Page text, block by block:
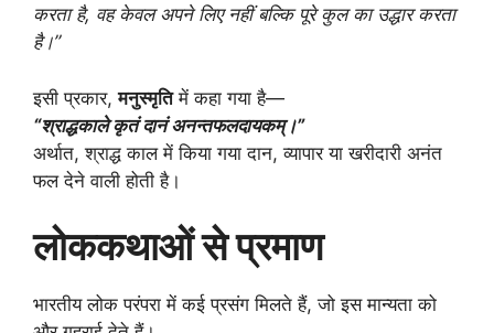
करता है, वह केवल अपने लिए नहीं बल्कि पूरे कुल का उद्धार करता
है।”
इसी प्रकार,मनुस्मृतिमें कहा गया है—
“श्राद्धकाले कृतं दानं अनन्तफलदायकम्।”
अर्थात, श्राद्ध काल में किया गया दान, व्यापार या खरीदारी अनंत
फल देने वाली होती है।
लोककथाओं से प्रमाण
भारतीय लोक परंपरा में कई प्रसंग मिलते हैं, जो इस मान्यता को